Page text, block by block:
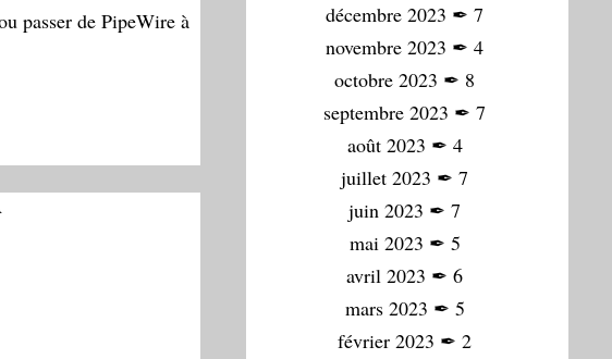
passer de PipeWire à
décembre 2023 ✒ 7
novembre 2023 ✒ 4
octobre 2023 ✒ 8
septembre 2023 ✒ 7
août 2023 ✒ 4
juillet 2023 ✒ 7
juin 2023 ✒ 7
mai 2023 ✒ 5
avril 2023 ✒ 6
mars 2023 ✒ 5
février 2023 ✒ 2